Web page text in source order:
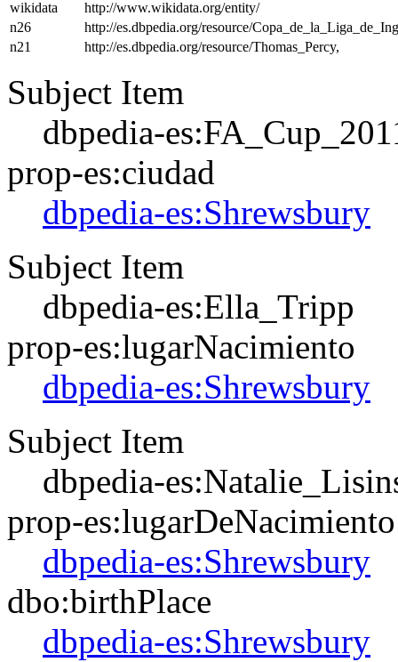
wikidata
http://www.wikidata.org/entity/
n26
http://es.dbpedia.org/resource/
n21
http://es.dbpedia.org/resource/Thomas_Percy,
Subject Item
dbpedia-
prop-es:ciudad
dbpedia-es:Shrewsbury
Subject Item
dbpedia-es:Ella_Tripp
prop-es:lugarNacimiento
dbpedia-es:Shrewsbury
Subject Item
dbpedia-
prop-es:lugarDeNacimiento
dbpedia-es:Shrewsbury
dbo:birthPlace
dbpedia-es:Shrewsbury